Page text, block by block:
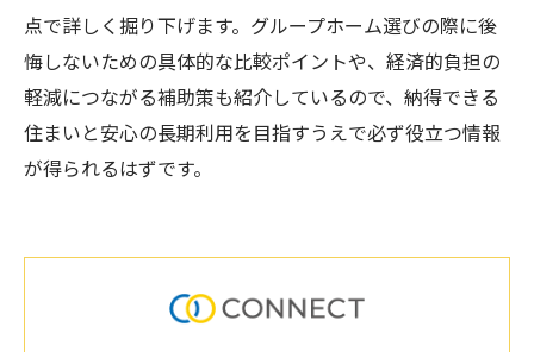
点で詳しく掘り下げます。グループホーム選びの際に後
悔しないための具体的な比較ポイントや、経済的負担の
軽減につながる補助策も紹介しているので、納得できる
住まいと安心の長期利用を目指すうえで必ず役立つ情報
が得られるはずです。